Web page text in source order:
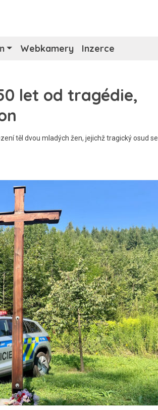
Webkamery Inzerce
let od tragédie,
těl dvou mladých žen, jejichž tragický osud se